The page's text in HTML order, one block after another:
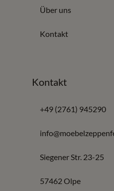
Über uns
Kontakt
Kontakt
+49 (2761) 945290
Siegener Str. 23-25
57462 Olpe